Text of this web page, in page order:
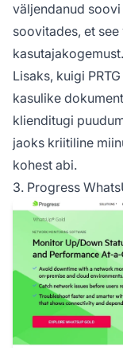
väljendanud
soovitades, et
kasutajakogemust.
Lisaks, kuigi
kasulike
klienditugi
jaoks kriitiline
kohest abi.
3. Progress